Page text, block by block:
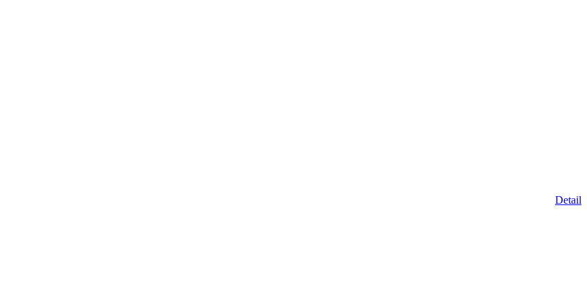
Detail